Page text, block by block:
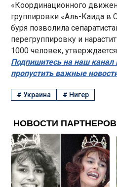
«Координационного
группировки «Аль-Каида в
буря позволила
перегруппировку и
1000 человек,
Подпишитесь на наш канал
пропустить важные
#Украина # Нигер